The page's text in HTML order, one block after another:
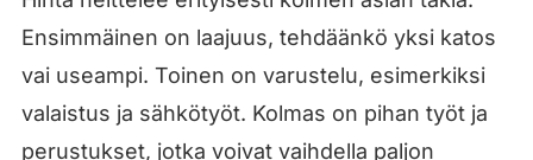
Ensimmäinen on laajuus, tehdäänkö yksi katos
vai useampi. Toinen on varustelu, esimerkiksi
valaistus ja sähkötyöt. Kolmas on pihan työt ja
perustukset, jotka voivat vaihdella paljon